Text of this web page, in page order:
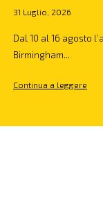
31 Luglio, 2026
Dal 10 al 16 agosto
Birmingham...
Continua a leggere